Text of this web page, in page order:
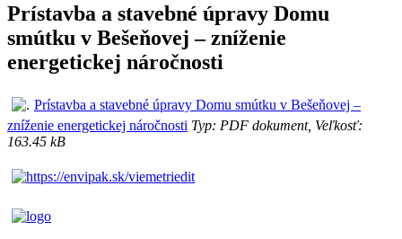
Prístavba a stavebné úpravy Domu
smútku v Bešeňovej – zníženie
energetickej náročnosti
Prístavba a stavebné úpravy Domu smútku v Bešeňovej –
zníženie energetickej náročnosti Typ: PDF dokument, Veľkosť:
163.45 kB